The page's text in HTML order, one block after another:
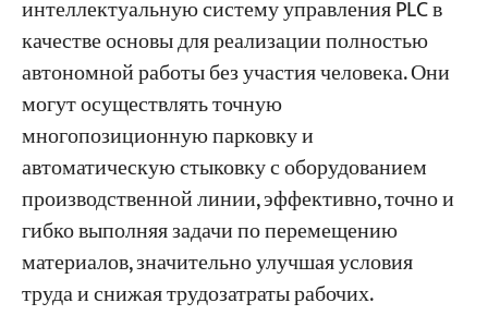
Новости
Заявления
О нас
интеллектуальную систему управления PLC в
качестве основы для реализации полностью
автономной работы без участия человека. Они
могут осуществлять точную
многопозиционную парковку и
автоматическую стыковку с оборудованием
производственной линии, эффективно, точно и
гибко выполняя задачи по перемещению
материалов, значительно улучшая условия
труда и снижая трудозатраты рабочих.